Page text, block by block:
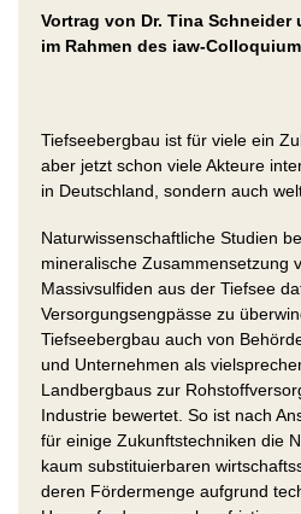
Vortrag von Dr. Tina Schneider
im Rahmen des iaw-
Tiefseebergbau ist für viele ein
aber jetzt schon viele Akteure
in Deutschland, sondern auch
Naturwissenschaftliche Studien
mineralische Zusammensetzung
Massivsulfiden aus der Tiefsee
Versorgungsengpässe zu
Tiefseebergbau auch von
und Unternehmen als
Landbergbaus zur
Industrie bewertet. So ist nach
für einige Zukunftstechniken die
kaum substituierbaren
deren Fördermenge aufgrund